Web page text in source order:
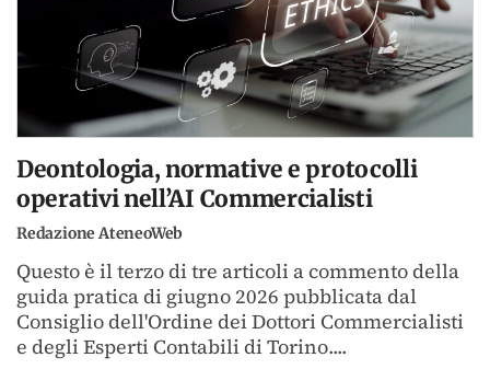
Deontologia, normative e protocolli
operativi nell’AI Commercialisti
Redazione AteneoWeb
Questo è il terzo di tre articoli a commento della
guida pratica di giugno 2026 pubblicata dal
Consiglio dell'Ordine dei Dottori Commercialisti
e degli Esperti Contabili di Torino....